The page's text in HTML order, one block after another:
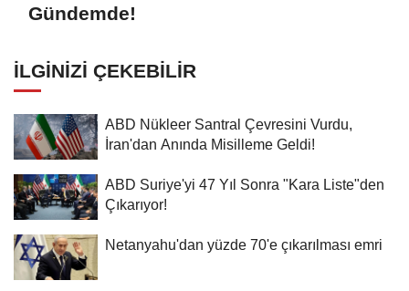
Gündemde!
İLGINIZI ÇEKEBILIR
ABD Nükleer Santral Çevresini Vurdu,
İran'dan Anında Misilleme Geldi!
ABD Suriye'yi 47 Yıl Sonra "Kara Liste"den
Çıkarıyor!
Netanyahu'dan yüzde 70'e çıkarılması emri